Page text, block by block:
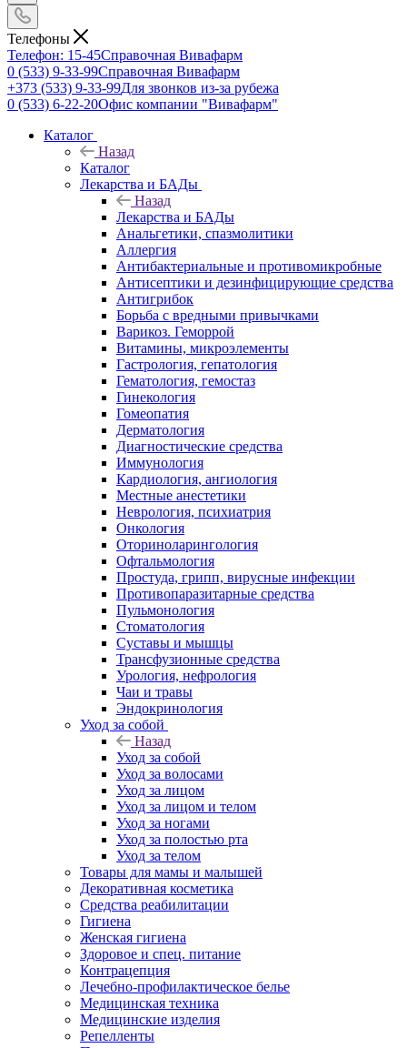
Телефоны
Телефон: 15-45Справочная Вивафарм
0 (533) 9-33-99Справочная Вивафарм
+373 (533) 9-33-99Для звонков из-за рубежа
0 (533) 6-22-20Офис компании "Вивафарм"
Каталог
Назад
Каталог
Лекарства и БАДы
Назад
Лекарства и БАДы
Анальгетики, спазмолитики
Аллергия
Антибактериальные и противомикробные
Антисептики и дезинфицирующие средства
Антигрибок
Борьба с вредными привычками
Варикоз. Геморрой
Витамины, микроэлементы
Гастрология, гепатология
Гематология, гемостаз
Гинекология
Гомеопатия
Дерматология
Диагностические средства
Иммунология
Кардиология, ангиология
Местные анестетики
Неврология, психиатрия
Онкология
Оториноларингология
Офтальмология
Простуда, грипп, вирусные инфекции
Противопаразитарные средства
Пульмонология
Стоматология
Суставы и мышцы
Трансфузионные средства
Урология, нефрология
Чаи и травы
Эндокринология
Уход за собой
Назад
Уход за собой
Уход за волосами
Уход за лицом
Уход за лицом и телом
Уход за ногами
Уход за полостью рта
Уход за телом
Товары для мамы и малышей
Декоративная косметика
Средства реабилитации
Гигиена
Женская гигиена
Здоровое и спец. питание
Контрацепция
Лечебно-профилактическое белье
Медицинская техника
Медицинские изделия
Репелленты